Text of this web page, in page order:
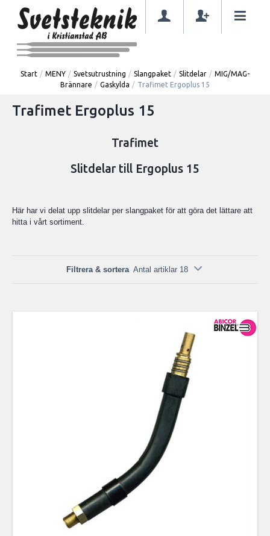
Start / MENY / Svetsutrustning / Slangpaket / Slitdelar / MIG/MAG-
Brännare / Gaskylda / Trafimet Ergoplus 15
Trafimet Ergoplus 15
Trafimet
Slitdelar till Ergoplus 15
Här har vi delat upp slitdelar per slangpaket för att göra det lättare att
hitta i vårt sortiment.
Filtrera & sortera Antal artiklar 18